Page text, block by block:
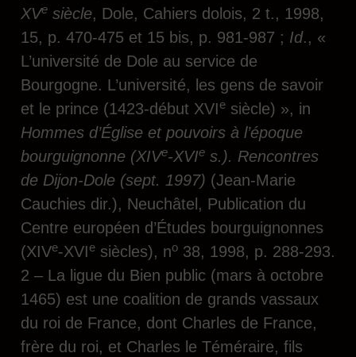
XVe siècle, Dole, Cahiers dolois, 2 t., 1998,
15, p. 470-475 et 15 bis, p. 981-987 ; Id., «
L’université de Dole au service de
Bourgogne. L’université, les gens de savoir
et le prince (1423-début XVIe siècle) », in
Hommes d’Église et pouvoirs à l’époque
bourguignonne (XIVe-XVIe s.). Rencontres
de Dijon-Dole (sept. 1997) (Jean-Marie
Cauchies dir.), Neuchâtel, Publication du
Centre européen d’Études bourguignonnes
(XIVe-XVIe siècles), no 38, 1998, p. 288-293.
2 – La ligue du Bien public (mars à octobre
1465) est une coalition de grands vassaux
du roi de France, dont Charles de France,
frère du roi, et Charles le Téméraire, fils